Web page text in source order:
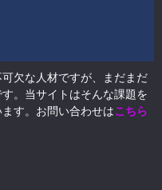
欠な人材ですが、まだまだ
。当サイトはそんな課題を
す。お問い合わせはこちら